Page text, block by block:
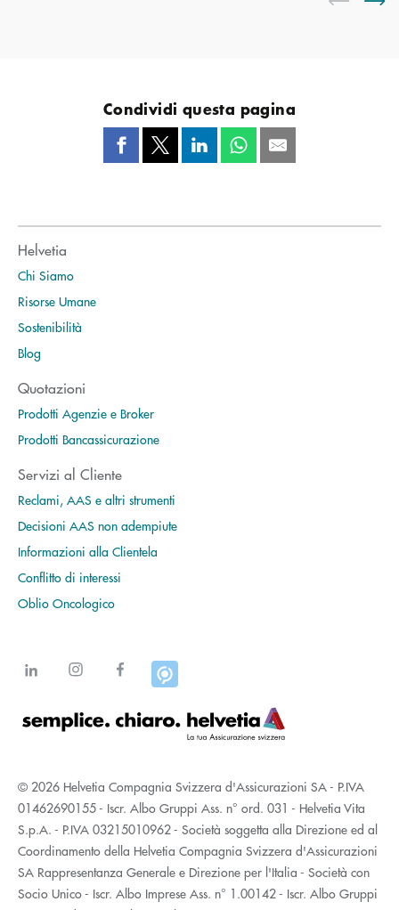
Condividi questa pagina
Helvetia
Chi Siamo
Risorse Umane
Sostenibilità
Blog
Quotazioni
Prodotti Agenzie e Broker
Prodotti Bancassicurazione
Servizi al Cliente
Reclami, AAS e altri strumenti
Decisioni AAS non adempiute
Informazioni alla Clientela
Conflitto di interessi
Oblio Oncologico
© 2026 Helvetia Compagnia Svizzera d'Assicurazioni SA - P.IVA
01462690155 - Iscr. Albo Gruppi Ass. n° ord. 031 - Helvetia Vita
S.p.A. - P.IVA 03215010962 - Società soggetta alla Direzione ed al
Coordinamento della Helvetia Compagnia Svizzera d'Assicurazioni
SA Rappresentanza Generale e Direzione per l'Italia - Società con
Socio Unico - Iscr. Albo Imprese Ass. n° 1.00142 - Iscr. Albo Gruppi